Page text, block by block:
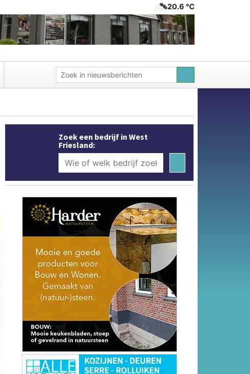
20.6 ℃
Zoek een bedrijf in West
Friesland: